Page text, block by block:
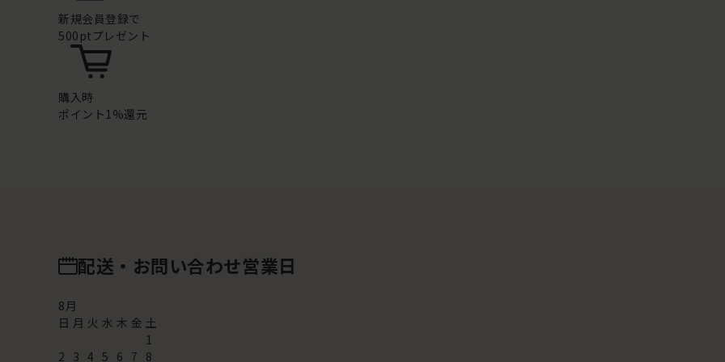
新規会員登録で
500ptプレゼント
購入時
ポイント1%還元
配送・お問い合わせ営業日
8月
日 月 火 水 木 金 土
1
2 3 4 5 6 7 8